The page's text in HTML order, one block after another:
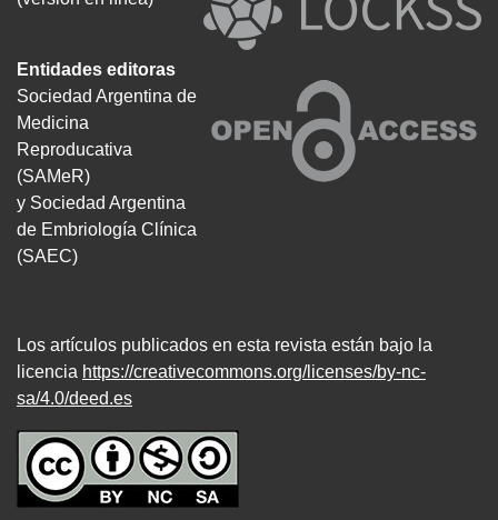
Entidades editoras
Sociedad Argentina de
Medicina
Reproducativa
(SAMeR)
y Sociedad Argentina
de Embriología Clínica
(SAEC)
Los artículos publicados en esta revista están bajo la
licencia https://creativecommons.org/licenses/by-nc-
sa/4.0/deed.es